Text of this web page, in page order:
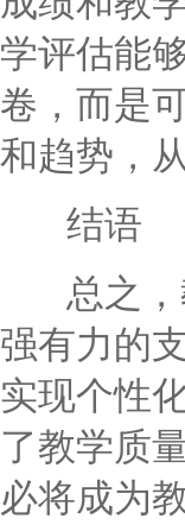
学评估能
卷，而是
和趋势，
结语
总之，
强有力的
实现个性
了教学质
必将成为